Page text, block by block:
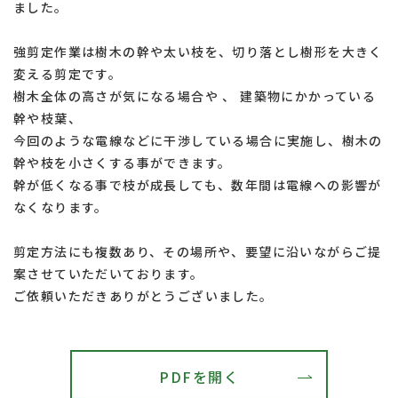
ました。
強剪定作業は樹木の幹や太い枝を、切り落とし樹形を大きく
変える剪定です。
樹木全体の高さが気になる場合や 、 建築物にかかっている
幹や枝葉、
今回のような電線などに干渉している場合に実施し、樹木の
幹や枝を小さくする事ができます。
幹が低くなる事で枝が成長しても、数年間は電線への影響が
なくなります。
剪定方法にも複数あり、その場所や、要望に沿いながらご提
案させていただいております。
ご依頼いただきありがとうございました。
PDFを開く